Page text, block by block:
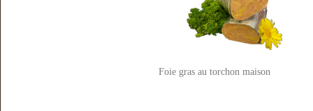
Foie gras au torchon maison